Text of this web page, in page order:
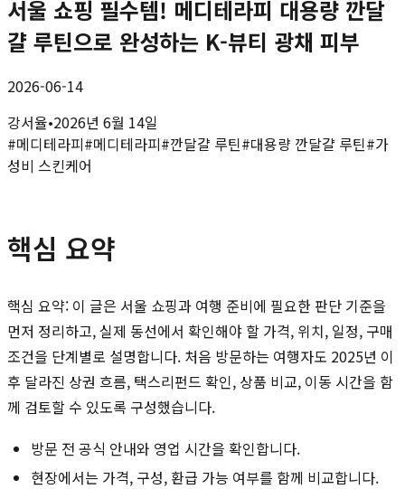
서울 쇼핑 필수템! 메디테라피 대용량 깐달
걀 루틴으로 완성하는 K-뷰티 광채 피부
2026-06-14
강서율•2026년 6월 14일
#메디테라피#메디테라피#깐달걀 루틴#대용량 깐달걀 루틴#가
성비 스킨케어
핵심 요약
핵심 요약: 이 글은 서울 쇼핑과 여행 준비에 필요한 판단 기준을
먼저 정리하고, 실제 동선에서 확인해야 할 가격, 위치, 일정, 구매
조건을 단계별로 설명합니다. 처음 방문하는 여행자도 2025년 이
후 달라진 상권 흐름, 택스리펀드 확인, 상품 비교, 이동 시간을 함
께 검토할 수 있도록 구성했습니다.
방문 전 공식 안내와 영업 시간을 확인합니다.
현장에서는 가격, 구성, 환급 가능 여부를 함께 비교합니다.